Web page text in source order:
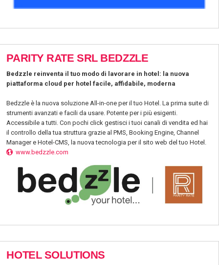
PARITY RATE SRL BEDZZLE
Bedzzle reinventa il tuo modo di lavorare in hotel: la nuova
piattaforma cloud per hotel facile, affidabile, moderna
Bedzzle è la nuova soluzione All-in-one per il tuo Hotel. La prima suite di
strumenti avanzati e facili da usare. Potente per i più esigenti.
Accessibile a tutti. Con pochi click gestisci i tuoi canali di vendita ed hai
il controllo della tua struttura grazie al PMS, Booking Engine, Channel
Manager e Hotel-CMS, la nuova tecnologia per il sito web del tuo Hotel.
www.bedzzle.com
HOTEL SOLUTIONS